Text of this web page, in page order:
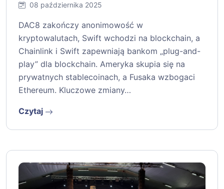
08 października 2025
DAC8 zakończy anonimowość w
kryptowalutach, Swift wchodzi na blockchain, a
Chainlink i Swift zapewniają bankom „plug-and-
play” dla blockchain. Ameryka skupia się na
prywatnych stablecoinach, a Fusaka wzbogaci
Ethereum. Kluczowe zmiany…
Czytaj